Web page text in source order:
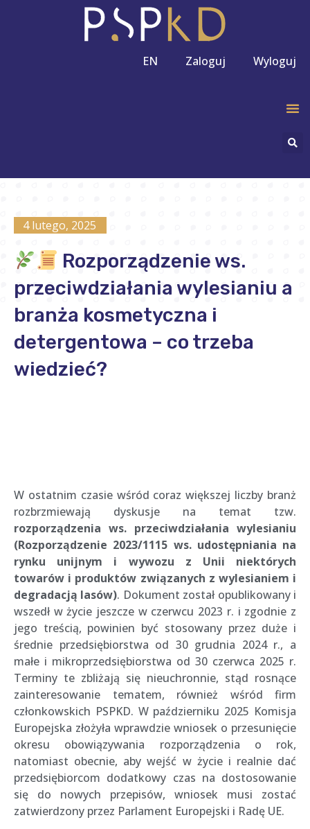
EN Zaloguj Wyloguj
4 lutego, 2025
Rozporządzenie ws.
przeciwdziałania wylesianiu a
branża kosmetyczna i
detergentowa – co trzeba
wiedzieć?
W ostatnim czasie wśród coraz większej liczby branż
rozbrzmiewają dyskusje na temat tzw.
rozporządzenia ws. przeciwdziałania wylesianiu
(Rozporządzenie 2023/1115 ws. udostępniania na
rynku unijnym i wywozu z Unii niektórych
towarów i produktów związanych z wylesianiem i
degradacją lasów). Dokument został opublikowany i
wszedł w życie jeszcze w czerwcu 2023 r. i zgodnie z
jego treścią, powinien być stosowany przez duże i
średnie przedsiębiorstwa od 30 grudnia 2024 r., a
małe i mikroprzedsiębiorstwa od 30 czerwca 2025 r.
Terminy te zbliżają się nieuchronnie, stąd rosnące
zainteresowanie tematem, również wśród firm
członkowskich PSPKD. W październiku 2025 Komisja
Europejska złożyła wprawdzie wniosek o przesunięcie
okresu obowiązywania rozporządzenia o rok,
natomiast obecnie, aby wejść w życie i realnie dać
przedsiębiorcom dodatkowy czas na dostosowanie
się do nowych przepisów, wniosek musi zostać
zatwierdzony przez Parlament Europejski i Radę UE.